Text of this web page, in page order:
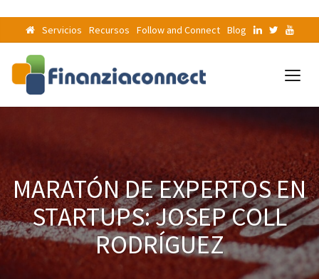
Servicios Recursos Follow and Connect Blog
MARATÓN DE EXPERTOS EN
STARTUPS: JOSEP COLL
RODRÍGUEZ